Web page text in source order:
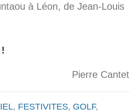
à Léon, de Jean-Louis
Pierre Cantet
, FESTIVITES, GOLF,